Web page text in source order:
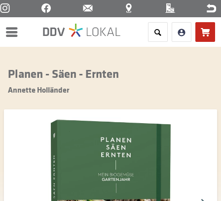
Menü
Planen - Säen - Ernten
Annette Holländer